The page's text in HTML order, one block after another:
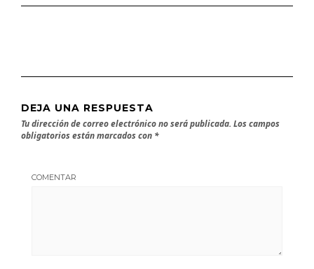
DEJA UNA RESPUESTA
Tu dirección de correo electrónico no será publicada. Los campos
obligatorios están marcados con *
COMENTAR